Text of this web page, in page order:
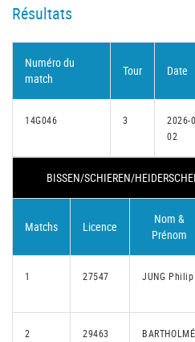
Résultats
Numéro du
match
Tour Date
14G046 3
2026-
02
BISSEN/SCHIEREN/
Matchs Licence
Nom &
Prénom
1 27547 JUNG Philip
2 29463
BARTHOLMÉ